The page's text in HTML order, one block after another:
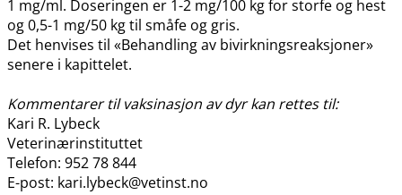
1 mg​/​ml. Doseringen er 1-2 mg/100 kg for storfe og hest
og 0,5-1 mg/50 kg til småfe og gris.
Det henvises til «Behandling av bivirkningsreaksjoner»
senere i kapittelet.
Kommentarer til vaksinasjon av dyr kan rettes til:
Kari R. Lybeck
Veterinærinstituttet
Telefon: 952 78 844
E-post: kari.lybeck@vetinst.no